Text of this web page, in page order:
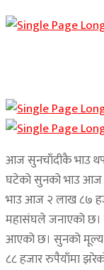
आज सुनचाँदीकै भाउ
घटेको सुनको भाउ आज
भाउ आज २ लाख ८७
महासंघले जनाएको छ।
आएको छ। सुनको मूल्य
८८ हजार रुपैयाँमा